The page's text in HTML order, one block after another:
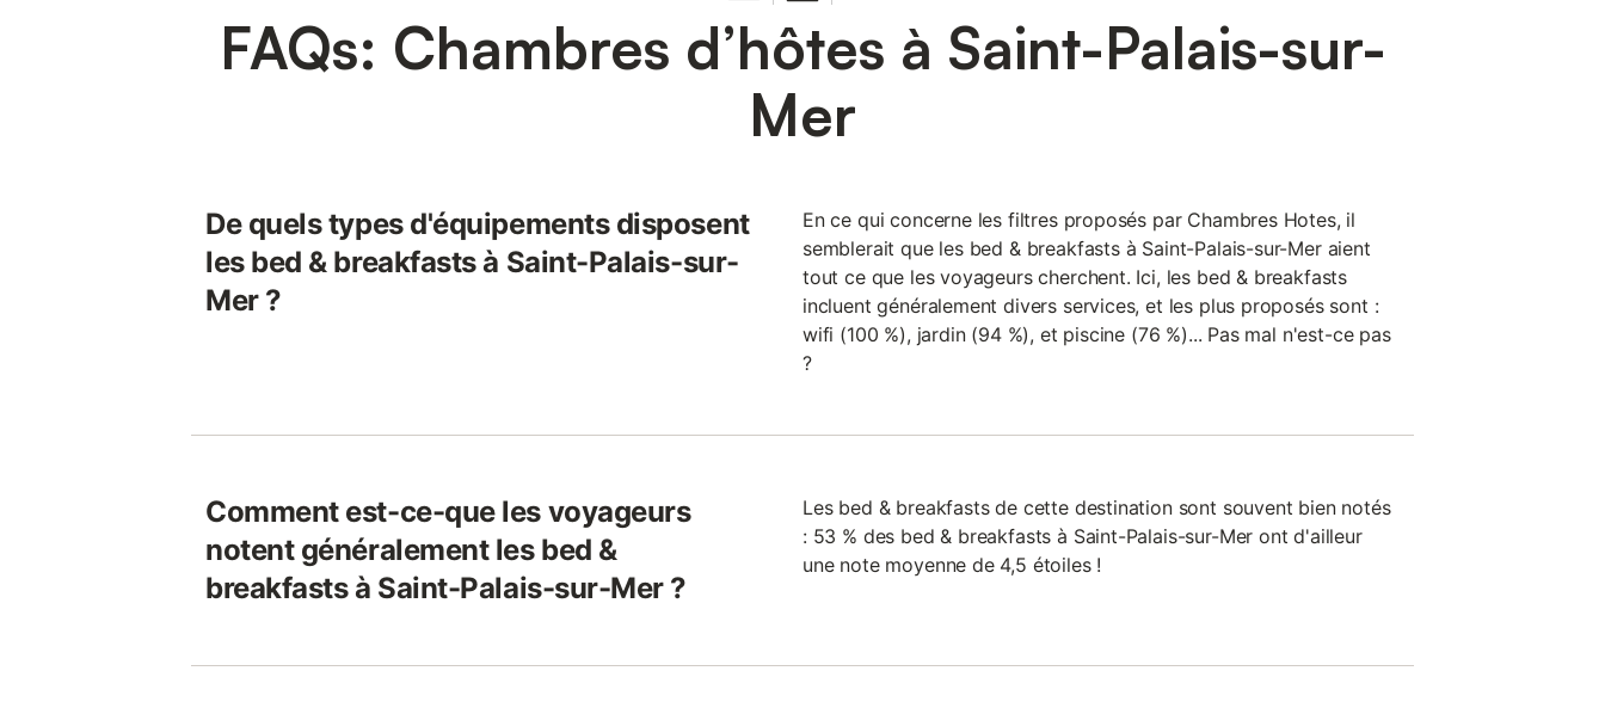
FAQs: Chambres d’hôtes à Saint-Palais-sur-
Mer
De quels types d'équipements disposent
les bed & breakfasts à Saint-Palais-sur-
Mer ?
En ce qui concerne les filtres proposés par Chambres Hotes, il
semblerait que les bed & breakfasts à Saint-Palais-sur-Mer aient
tout ce que les voyageurs cherchent. Ici, les bed & breakfasts
incluent généralement divers services, et les plus proposés sont :
wifi (100 %), jardin (94 %), et piscine (76 %)... Pas mal n'est-ce pas
?
Comment est-ce-que les voyageurs
notent généralement les bed &
breakfasts à Saint-Palais-sur-Mer ?
Les bed & breakfasts de cette destination sont souvent bien notés
: 53 % des bed & breakfasts à Saint-Palais-sur-Mer ont d'ailleur
une note moyenne de 4,5 étoiles !